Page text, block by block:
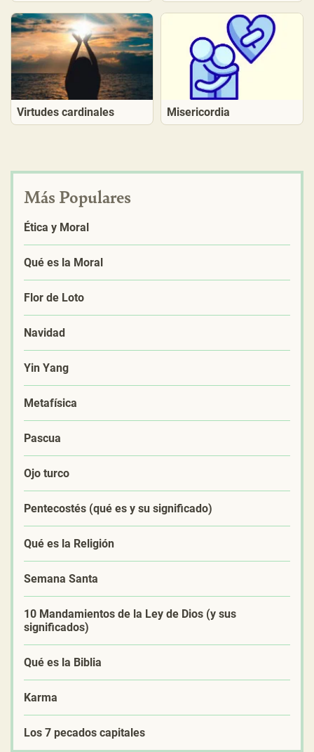
Virtudes cardinales Misericordia
Más Populares
Ética y Moral
Qué es la Moral
Flor de Loto
Navidad
Yin Yang
Metafísica
Pascua
Ojo turco
Pentecostés (qué es y su significado)
Qué es la Religión
Semana Santa
10 Mandamientos de la Ley de Dios (y sus
significados)
Qué es la Biblia
Karma
Los 7 pecados capitales